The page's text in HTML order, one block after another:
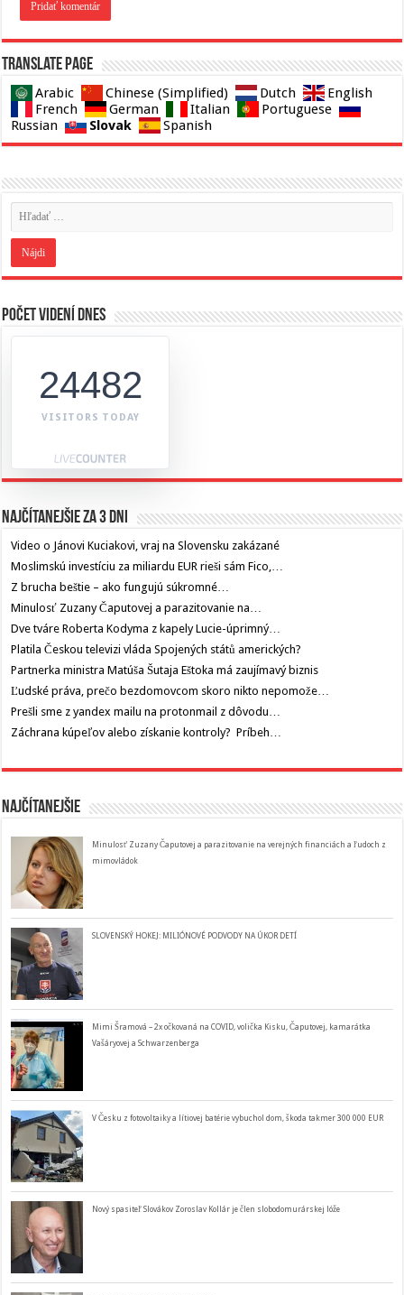
Translate page
Arabic Chinese (Simplified) Dutch
English
French
German Italian
Portuguese
Russian
Slovak Spanish
Počet videní dnes
24482
VISITORS TODAY
Najčítanejšie za 3 dni
Video o Jánovi Kuciakovi, vraj na Slovensku zakázané
Moslimskú investíciu za miliardu EUR rieši sám Fico,…
Z brucha beštie – ako fungujú súkromné…
Minulosť Zuzany Čaputovej a parazitovanie na…
Dve tváre Roberta Kodyma z kapely Lucie-úprimný…
Platila Českou televizi vláda Spojených států amerických?
Partnerka ministra Matúša Šutaja Eštoka má zaujímavý biznis
Ľudské práva, prečo bezdomovcom skoro nikto nepomože…
Prešli sme z yandex mailu na protonmail z dôvodu…
Záchrana kúpeľov alebo získanie kontroly? Príbeh…
Najčítanejšie
Minulosť Zuzany Čaputovej a parazitovanie na verejných financiách a ľudoch z
mimovládok
SLOVENSKÝ HOKEJ: MILIÓNOVÉ PODVODY NA ÚKOR DETÍ
Mimi Šramová – 2x očkovaná na COVID, volička Kisku, Čaputovej, kamarátka
Vašáryovej a Schwarzenberga
V Česku z fotovoltaiky a lítiovej batérie vybuchol dom, škoda takmer 300 000 EUR
Nový spasiteľ Slovákov Zoroslav Kollár je člen slobodomurárskej lóže